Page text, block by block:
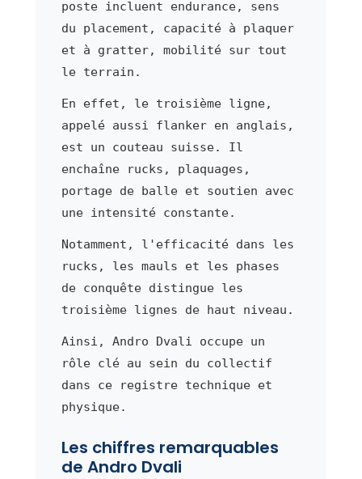
poste incluent endurance, sens
du placement, capacité à plaquer
et à gratter, mobilité sur tout
le terrain.
En effet, le troisième ligne,
appelé aussi flanker en anglais,
est un couteau suisse. Il
enchaîne rucks, plaquages,
portage de balle et soutien avec
une intensité constante.
Notamment, l'efficacité dans les
rucks, les mauls et les phases
de conquête distingue les
troisième lignes de haut niveau.
Ainsi, Andro Dvali occupe un
rôle clé au sein du collectif
dans ce registre technique et
physique.
Les chiffres remarquables
de Andro Dvali